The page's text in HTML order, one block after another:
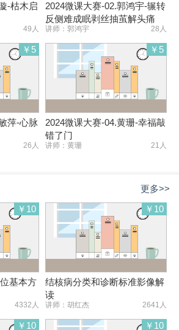
-枯木启
49人
2024微课大赛-02.郭鸿宇-辗转
反侧难成眠剥丝抽茧解头痛
讲师：郭鸿宇 28人
萍-心脉
26人
￥5
2024微课大赛-04.黄珊-幸福敲
错了门
讲师：黄珊 21人
￥5
更多>>
基本方
4332人
￥10
结核病分类和诊断标准影像解
读
讲师：胡红杰 2641人
￥10
￥10 ￥10